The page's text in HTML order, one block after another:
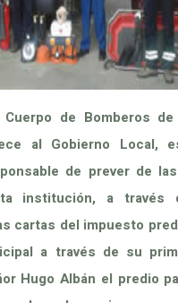
de Bomberos
al Gobierno Local,
de prever de
institución, a través
cartas del impuesto
a través de su
Hugo Albán el predio